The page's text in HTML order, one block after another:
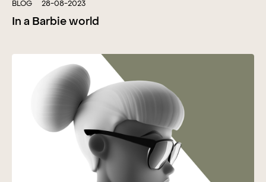
BLOG 28-08-2023
In a Barbie world